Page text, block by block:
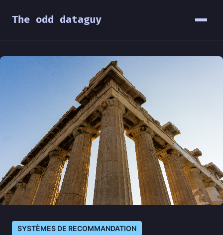
The odd dataguy
SYSTÈMES DE RECOMMANDATION